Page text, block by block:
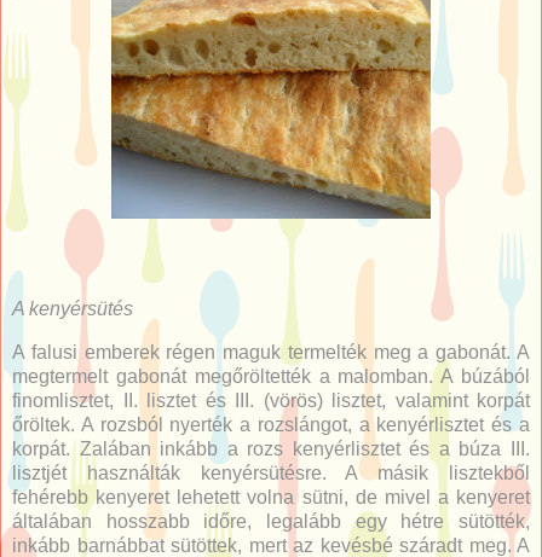
A kenyérsütés
A falusi emberek régen maguk termelték meg a gabonát. A
megtermelt gabonát megőröltették a malomban. A búzából
finomlisztet, II. lisztet és III. (vörös) lisztet, valamint korpát
őröltek. A rozsból nyerték a rozslángot, a kenyérlisztet és a
korpát. Zalában inkább a rozs kenyérlisztet és a búza III.
lisztjét használták kenyérsütésre. A másik lisztekből
fehérebb kenyeret lehetett volna sütni, de mivel a kenyeret
általában hosszabb időre, legalább egy hétre sütötték,
inkább barnábbat sütöttek, mert az kevésbé száradt meg. A